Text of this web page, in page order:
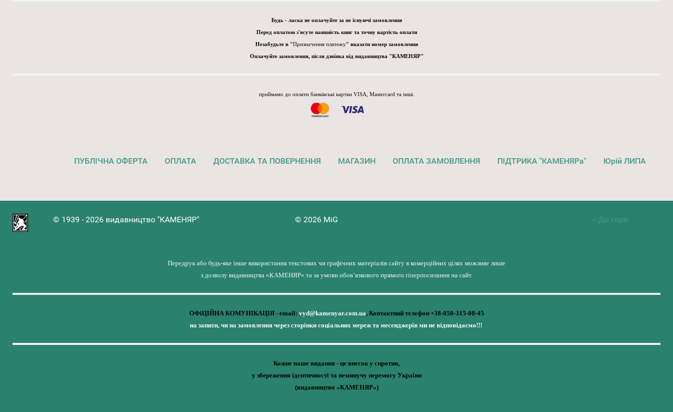
Будь - ласка не оплачуйте за не існуючі замовлення
Перед оплатою з'ясуте наявність книг та точну вартість оплати
Незабудьте в "Призначення платежу" вказати номер замовлення
Оплачуйте замовлення, після дзвінка від видавництва "КАМЕНЯР"
приймамо до оплати банківські картки VISA, Mastercard та інші.
ПУБЛІЧНА ОФЕРТА ОПЛАТА ДОСТАВКА ТА ПОВЕРНЕННЯ МАГАЗИН ОПЛАТА ЗАМОВЛЕННЯ ПІДТРИКА "КАМЕНЯРа" Юрій ЛИПА
© 1939 - 2026 видавництво "КАМЕНЯР" © 2026 MiG До гори
Передрук або будь-яке інше використання текстових чи графічних матеріалів сайту в комерційних цілях можливе лише
з дозволу видавництва «КАМЕНЯР» та за умови обов’язкового прямого гіперпосилання на сайт.
ОФіЦІЙНА КОМУНІКАЦІЯ - email: vyd@kamenyar.com.ua, Контактний телефон +38-050-315-08-45
на запити, чи на замовлення через сторінки соціальних мереж та месенджерів ми не відповідаємо!!!
Кожне наше видання - це внесок у спротив,
у збереження ідентичності та неминучу перемогу України
(видавництво «КАМЕНЯР»)